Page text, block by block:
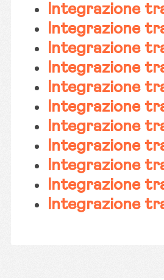
Integrazione
Integrazione
Integrazione
Integrazione
Integrazione
Integrazione
Integrazione
Integrazione
Integrazione
Integrazione
Integrazione